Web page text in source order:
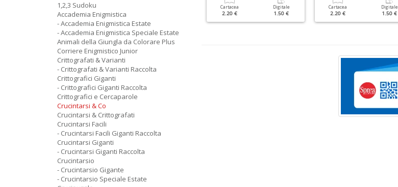
Digitale
3.50 € 5.90 €
Cartacea
2.20 €
Digitale
1.50 €
Cartacea
2.20 €
Digitale
1.50 €
1,2,3 Sudoku
Accademia Enigmistica
- Accademia Enigmistica Estate
- Accademia Enigmistica Speciale Estate
Animali della Giungla da Colorare Plus
Corriere Enigmistico Junior
Crittografati & Varianti
- Crittografati & Varianti Raccolta
Crittografici Giganti
- Crittografici Giganti Raccolta
Crittografici e Cercaparole
Crucintarsi & Co
Crucintarsi & Crittografati
Crucintarsi Facili
- Crucintarsi Facili Giganti Raccolta
Crucintarsi Giganti
- Crucintarsi Giganti Raccolta
Crucintarsio
- Crucintarsio Gigante
- Crucintarsio Speciale Estate